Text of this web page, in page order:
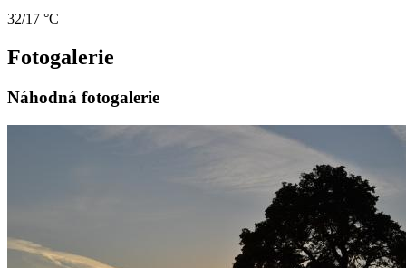
32/17 °C
Fotogalerie
Náhodná fotogalerie